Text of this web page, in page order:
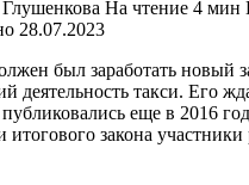
На чтение 4 мин
28.07.2023
был заработать новый
деятельность такси. Его
еще в 2016
закона участники